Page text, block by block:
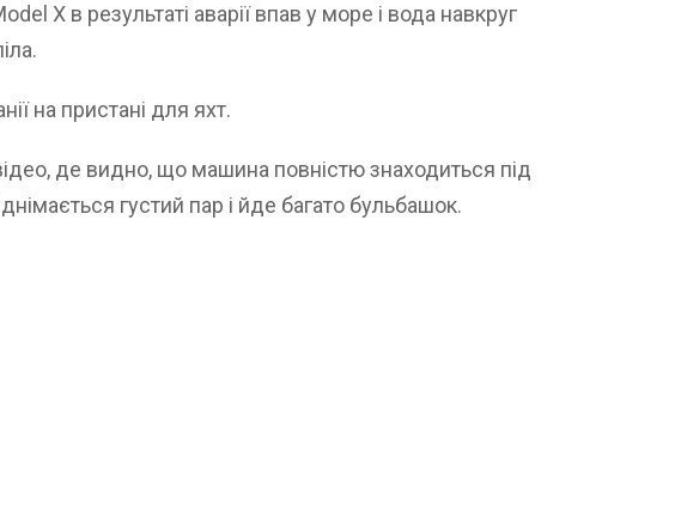
X в результаті аварії впав у море і вода навкруг
на пристані для яхт.
де видно, що машина повністю знаходиться під
густий пар і йде багато бульбашок.